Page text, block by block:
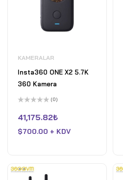
KAMERALAR
Insta360 ONE X2 5.7K
360 Kamera
üzerinden
0
aldı
(0)
41,175.82₺
$700.00 + KDV